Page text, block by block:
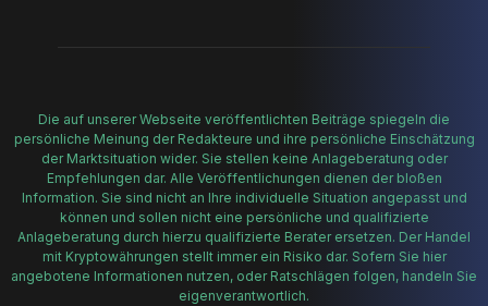
Die auf unserer Webseite veröffentlichten Beiträge spiegeln die
persönliche Meinung der Redakteure und ihre persönliche Einschätzung
der Marktsituation wider. Sie stellen keine Anlageberatung oder
Empfehlungen dar. Alle Veröffentlichungen dienen der bloßen
Information. Sie sind nicht an Ihre individuelle Situation angepasst und
können und sollen nicht eine persönliche und qualifizierte
Anlageberatung durch hierzu qualifizierte Berater ersetzen. Der Handel
mit Kryptowährungen stellt immer ein Risiko dar. Sofern Sie hier
angebotene Informationen nutzen, oder Ratschlägen folgen, handeln Sie
eigenverantwortlich.